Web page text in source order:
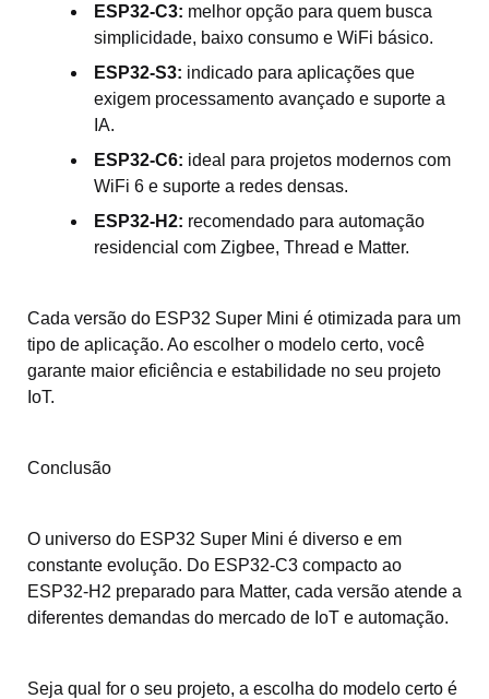
ESP32-C3: melhor opção para quem busca
simplicidade, baixo consumo e WiFi básico.
ESP32-S3: indicado para aplicações que
exigem processamento avançado e suporte a
IA.
ESP32-C6: ideal para projetos modernos com
WiFi 6 e suporte a redes densas.
ESP32-H2: recomendado para automação
residencial com Zigbee, Thread e Matter.
Cada versão do ESP32 Super Mini é otimizada para um
tipo de aplicação. Ao escolher o modelo certo, você
garante maior eficiência e estabilidade no seu projeto
IoT.
Conclusão
O universo do ESP32 Super Mini é diverso e em
constante evolução. Do ESP32-C3 compacto ao
ESP32-H2 preparado para Matter, cada versão atende a
diferentes demandas do mercado de IoT e automação.
Seja qual for o seu projeto, a escolha do modelo certo é